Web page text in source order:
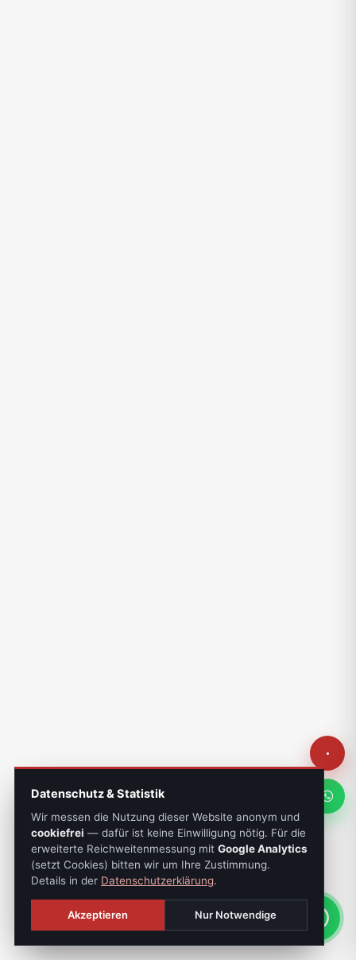
Datenschutz & Statistik
Wir messen die Nutzung dieser Website anonym und
cookiefrei — dafür ist keine Einwilligung nötig. Für die
erweiterte Reichweitenmessung mit Google Analytics
(setzt Cookies) bitten wir um Ihre Zustimmung.
Details in der Datenschutzerklärung.
Akzeptieren Nur Notwendige